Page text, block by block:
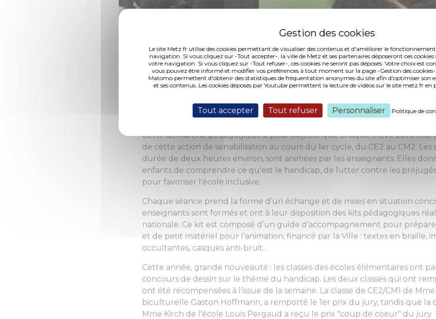
Le site Metz.fr utilise des cookies permettant de visualiser des contenus et d'améliorer le
navigation. Si vous cliquez sur -Tout accepter-, la ville de Metz et ses partenaires déposeront ces
votre navigation. Si vous cliquez sur -Tout refuser-, ces cookies ne seront pas déposés. Votre choix est
vous pouvez être informé et modifier vos préférences à tout moment sur la page -Gestion des cookies-.
Matomo permettent d'obtenir des statistiques de fréquentation anonymes du site afin d'optimiser son
et ses contenus. Les cookies déposés par Youtube permettent la lecture de vidéos sur le site metz.fr en
Tout accepter Tout refuser Personnaliser Politique de
(Photo 1 de 3) Cérémonie de récompense des élèves
À l'occasion de la semaine de sensibilisation au handicap, les 33 écoles
messines ont participé à des ateliers de sensibilisation du 2 au 6
Cette démarche pédagogique a pour objectif que chaque élève bénéficie
de cette action de sensibilisation au cours du 1er cycle, du CE2 au CM2. Les
durée de deux heures environ, sont animées par les enseignants. Elles
enfants de comprendre ce qu'est le handicap, de lutter contre les
pour favoriser l'école inclusive.
Chaque séance prend la forme d’un échange et de mises en situation
enseignants sont formés et ont à leur disposition des kits pédagogiques
nationale. Ce kit est composé d’un guide d’accompagnement pour
et de petit matériel pour l’animation, financé par la Ville : textes en braille,
occultantes, casques anti-bruit…
Cette année, grande nouveauté : les classes des écoles élémentaires ont
concours de dessin sur le thème du handicap. Les deux classes qui ont
ont été récompensées à l'issue de la semaine. La classe de CE2/CM1 de
biculturelle Gaston Hoffmann, a remporté le 1er prix du jury, tandis que la
Mme Kirch de l'école Louis Pergaud a reçu le prix "coup de coeur" du jury.